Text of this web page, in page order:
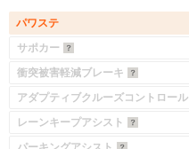
パワステ
サポカー
衝突被害軽減ブレーキ
アダプティブクルーズコントロール
レーンキープアシスト